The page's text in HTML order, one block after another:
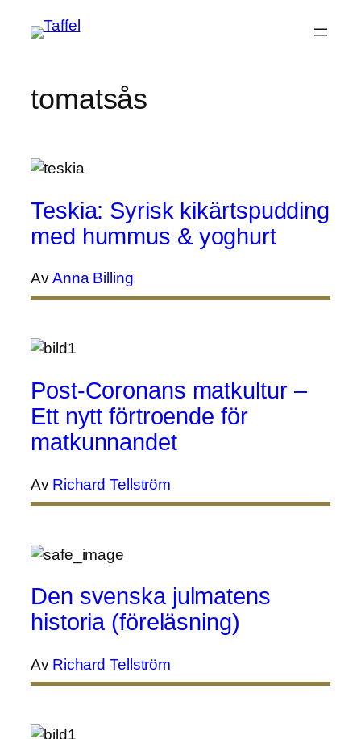
tomatsås
Teskia: Syrisk kikärtspudding
med hummus & yoghurt
AvAnna Billing
Post-Coronans matkultur –
Ett nytt förtroende för
matkunnandet
Av Richard Tellström
Den svenska julmatens
historia (föreläsning)
Av Richard Tellström